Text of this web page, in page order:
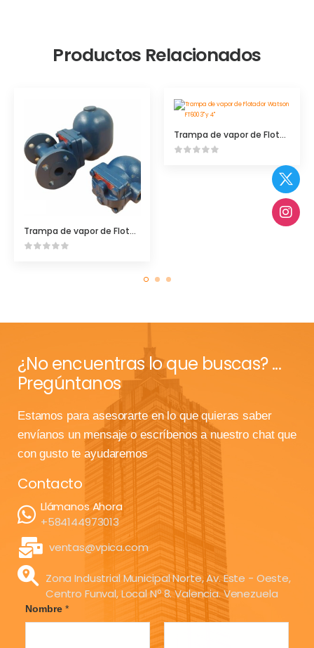
Productos Relacionados
Trampa de vapor de Flotador FTE / FTES
Trampa de vapor de Flotador Watson FT600 3″ y 4″
¿No encuentras lo que buscas? ...
Pregúntanos
Estamos para asesorarte en lo que quieras saber
envíanos un mensaje o escríbenos a nuestro chat que
con gusto te ayudaremos
Contacto
Llámanos Ahora
+584144973013
ventas@vpica.com
Zona Industrial Municipal Norte, Av. Este - Oeste,
Centro Funval, Local Nº 8. Valencia. Venezuela
Nombre *